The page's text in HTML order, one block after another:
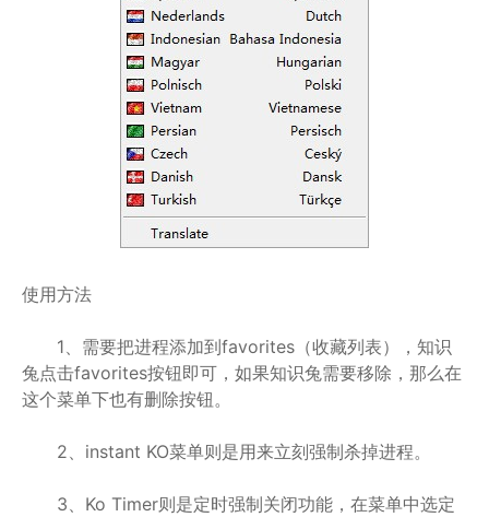
使用方法
1、需要把进程添加到favorites（收藏列表），知识
兔点击favorites按钮即可，如果知识兔需要移除，那么在
这个菜单下也有删除按钮。
2、instant KO菜单则是用来立刻强制杀掉进程。
3、Ko Timer则是定时强制关闭功能，在菜单中选定